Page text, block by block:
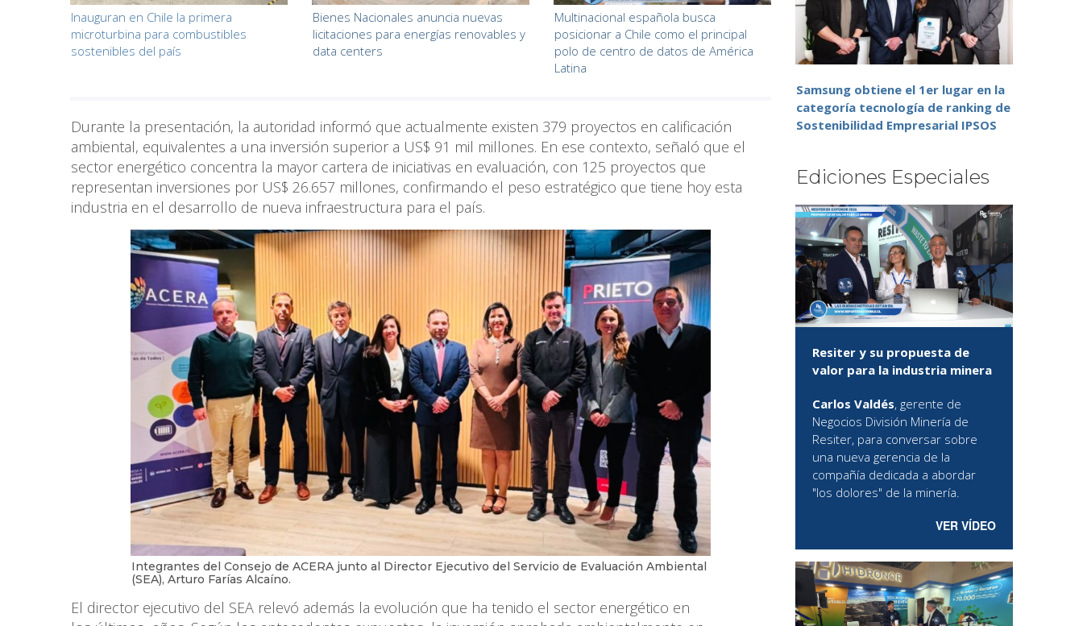
Inauguran en Chile la primera
microturbina para combustibles
sostenibles del país
Bienes Nacionales anuncia nuevas
licitaciones para energías renovables y
data centers
Multinacional española busca
posicionar a Chile como el principal
polo de centro de datos de América
Latina
Durante la presentación, la autoridad informó que actualmente existen 379 proyectos en calificación
ambiental, equivalentes a una inversión superior a US$ 91 mil millones. En ese contexto, señaló que el
sector energético concentra la mayor cartera de iniciativas en evaluación, con 125 proyectos que
representan inversiones por US$ 26.657 millones, confirmando el peso estratégico que tiene hoy esta
industria en el desarrollo de nueva infraestructura para el país.
Integrantes del Consejo de ACERA junto al Director Ejecutivo del Servicio de Evaluación Ambiental
(SEA), Arturo Farías Alcaíno.
El director ejecutivo del SEA relevó además la evolución que ha tenido el sector energético en
Samsung obtiene el 1er lugar en la
categoría tecnología de ranking de
Sostenibilidad Empresarial IPSOS
Ediciones Especiales
Resiter y su propuesta de
valor para la industria minera
Carlos Valdés, gerente de
Negocios División Minería de
Resiter, para conversar sobre
una nueva gerencia de la
compañía dedicada a abordar
"los dolores" de la minería.
VER VÍDEO